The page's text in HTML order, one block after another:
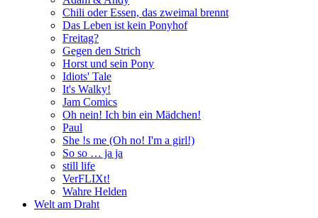
Chili oder Essen, das zweimal brennt
Das Leben ist kein Ponyhof
Freitag?
Gegen den Strich
Horst und sein Pony
Idiots' Tale
It's Walky!
Jam Comics
Oh nein! Ich bin ein Mädchen!
Paul
She !s me (Oh no! I'm a girl!)
So so … ja ja
still life
VerFLIXt!
Wahre Helden
Welt am Draht